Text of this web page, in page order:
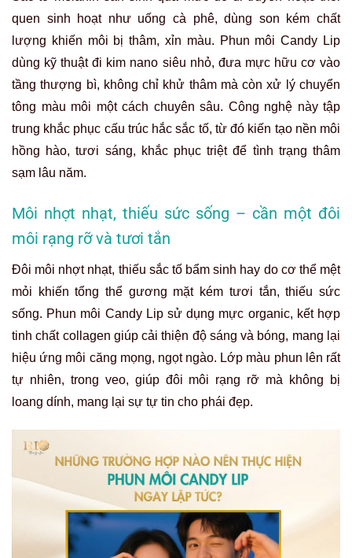
quen sinh hoạt như uống cà phê, dùng son kém chất
lượng khiến môi bị thâm, xỉn màu. Phun môi Candy Lip
dùng kỹ thuật đi kim nano siêu nhỏ, đưa mực hữu cơ vào
tầng thượng bì, không chỉ khử thâm mà còn xử lý chuyển
tông màu môi một cách chuyên sâu. Công nghệ này tập
trung khắc phục cấu trúc hắc sắc tố, từ đó kiến tạo nền môi
hồng hào, tươi sáng, khắc phục triệt để tình trạng thâm
sạm lâu năm.
Môi nhợt nhạt, thiếu sức sống – cần một đôi
môi rạng rỡ và tươi tắn
Đôi môi nhợt nhạt, thiếu sắc tố bẩm sinh hay do cơ thể mệt
mỏi khiến tổng thể gương mặt kém tươi tắn, thiếu sức
sống. Phun môi Candy Lip sử dụng mực organic, kết hợp
tinh chất collagen giúp cải thiện độ sáng và bóng, mang lại
hiệu ứng môi căng mọng, ngọt ngào. Lớp màu phun lên rất
tự nhiên, trong veo, giúp đôi môi rạng rỡ mà không bị
loang dính, mang lại sự tự tin cho phái đẹp.